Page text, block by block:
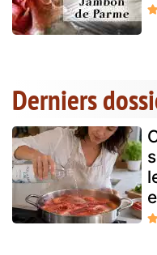
Derniers